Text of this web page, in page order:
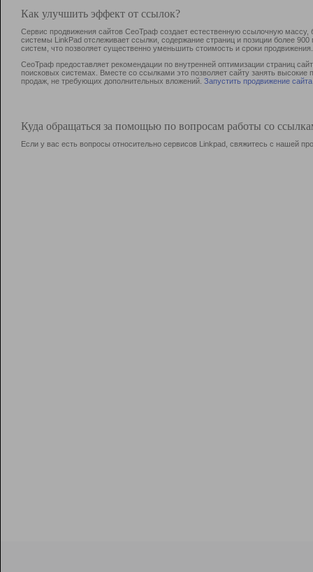
Как улучшить эффект от ссылок?
Сервис продвижения сайтов СеоТраф создает естественную ссылочную
системы LinkPad отслеживает ссылки, содержание страниц и позиции более
систем, что позволяет существенно уменьшить стоимость и сроки продвижения.
СеоТраф предоставляет рекомендации по внутренней оптимизации страниц
поисковых системах. Вместе со ссылками это позволяет сайту занять
продаж, не требующих дополнительных вложений. Запустить продвижение сайта
Куда обращаться за помощью по вопросам работы со
Если у вас есть вопросы относительно сервисов Linkpad, свяжитесь с нашей